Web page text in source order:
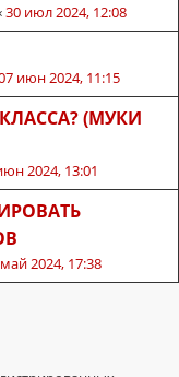
30 июл 2024, 12:08
июн 2024, 11:15
(МУКИ
2024, 13:01
2024, 17:38